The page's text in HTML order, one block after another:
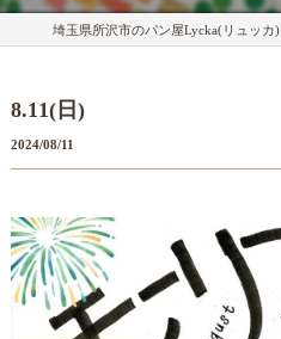
埼玉県所沢市のパン屋Lycka(リュッカ)
8.11(日)
2024/08/11